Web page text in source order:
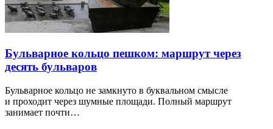
Бульварное кольцо пешком: маршрут через
десять бульваров
Бульварное кольцо не замкнуто в буквальном смысле
и проходит через шумные площади. Полный маршрут
занимает почти…